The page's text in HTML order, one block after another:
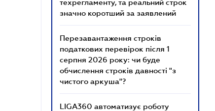
техрегламенту, та реальний строк
значно коротший за заявлений
Перезавантаження строків
податкових перевірок після 1
серпня 2026 року: чи буде
обчислення строків давності "з
чистого аркуша"?
LIGA360 автоматизує роботу